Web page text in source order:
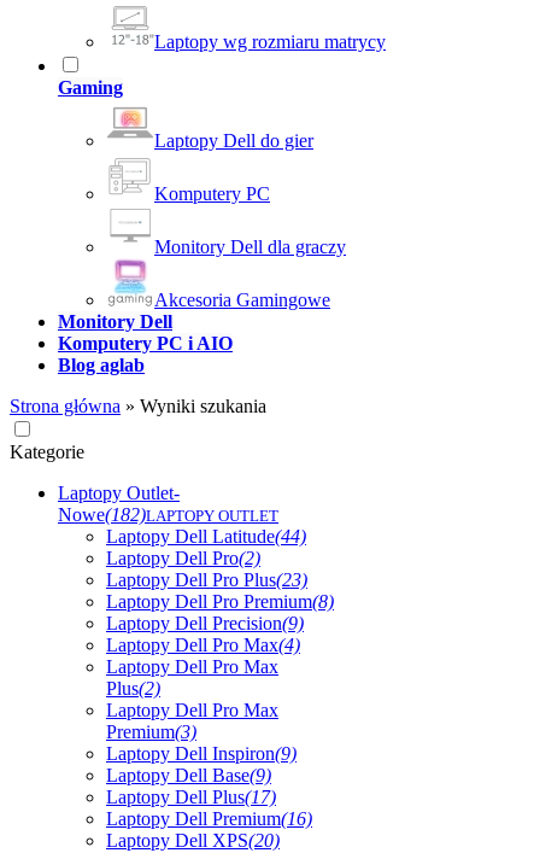
Laptopy wg rozmiaru matrycy
Gaming
Laptopy Dell do gier
Komputery PC
Monitory Dell dla graczy
Akcesoria Gamingowe
Monitory Dell
Komputery PC i AIO
Blog aglab
Strona główna » Wyniki szukania
Kategorie
Laptopy Outlet-
Nowe(182)LAPTOPY OUTLET
Laptopy Dell Latitude(44)
Laptopy Dell Pro(2)
Laptopy Dell Pro Plus(23)
Laptopy Dell Pro Premium(8)
Laptopy Dell Precision(9)
Laptopy Dell Pro Max(4)
Laptopy Dell Pro Max
Plus(2)
Laptopy Dell Pro Max
Premium(3)
Laptopy Dell Inspiron(9)
Laptopy Dell Base(9)
Laptopy Dell Plus(17)
Laptopy Dell Premium(16)
Laptopy Dell XPS(20)